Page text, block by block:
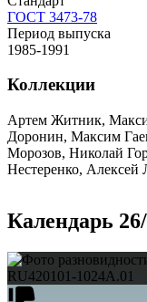
ГОСТ 3473-78
Период выпуска
1985-1991
Коллекции
Артем Житник,
Доронин, Максим
Морозов, Николай
Нестеренко,
Календарь
RU420101-1024A.01